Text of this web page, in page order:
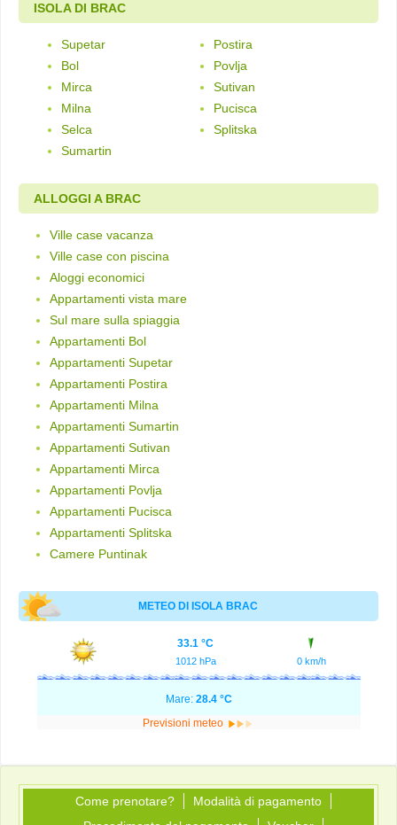
ISOLA DI BRAC
Supetar
Postira
Bol
Povlja
Mirca
Sutivan
Milna
Pucisca
Selca
Splitska
Sumartin
ALLOGGI A BRAC
Ville case vacanza
Ville case con piscina
Aloggi economici
Appartamenti vista mare
Sul mare sulla spiaggia
Appartamenti Bol
Appartamenti Supetar
Appartamenti Postira
Appartamenti Milna
Appartamenti Sumartin
Appartamenti Sutivan
Appartamenti Mirca
Appartamenti Povlja
Appartamenti Pucisca
Appartamenti Splitska
Camere Puntinak
METEO DI ISOLA BRAC
33.1 °C
1012 hPa 0 km/h
Mare:28.4 °C
Previsioni meteo
Come prenotare?
Modalità di pagamento